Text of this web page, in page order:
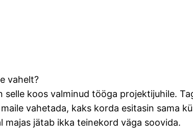
vahelt?
selle koos valminud tööga projektijuhile.
vahetada, kaks korda esitasin sama
jätab ikka teinekord väga soovida.